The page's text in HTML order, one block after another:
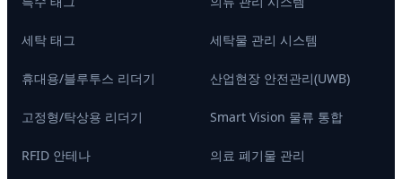
세탁 태그
휴대용/블루투스 리더기
고정형/탁상용 리더기
RFID 안테나
세탁물 관리 시스템
산업현장 안전관리(UWB)
Smart Vision 물류 통합
의료 폐기물 관리